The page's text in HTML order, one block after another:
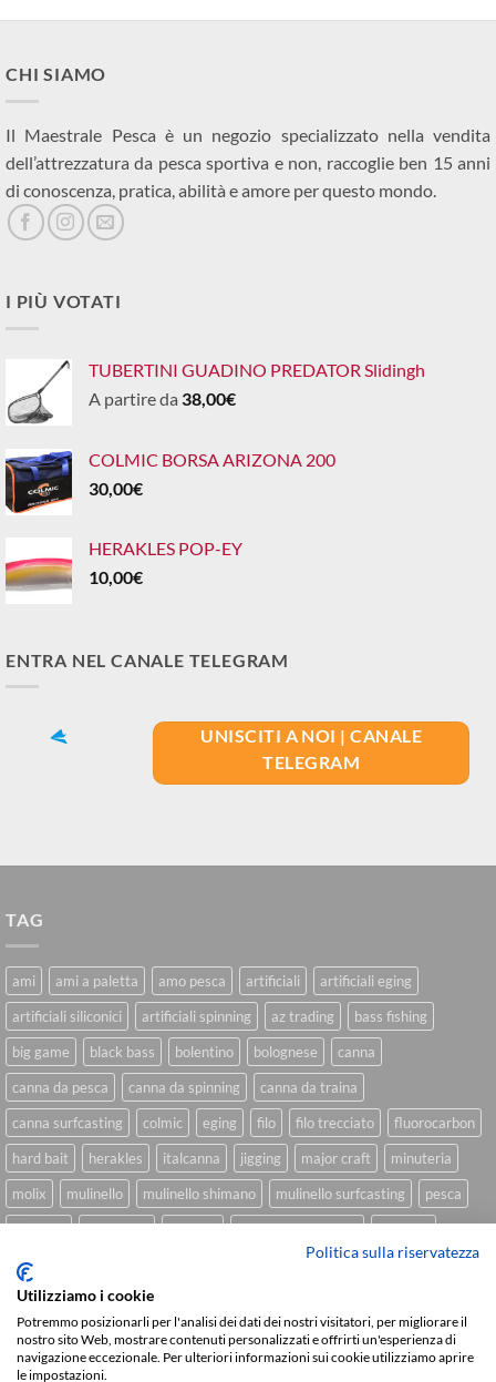
CHI SIAMO
Il Maestrale Pesca è un negozio specializzato nella vendita
dell’attrezzatura da pesca sportiva e non, raccoglie ben 15 anni
di conoscenza, pratica, abilità e amore per questo mondo.
I PIÙ VOTATI
TUBERTINI GUADINO PREDATOR Slidingh
A partire da 38,00€
COLMIC BORSA ARIZONA 200
30,00€
HERAKLES POP-EY
10,00€
ENTRA NEL CANALE TELEGRAM
UNISCITI A NOI | CANALE
TELEGRAM
TAG
ami ami a paletta amo pesca artificiali
artificiali eging
artificiali siliconici
artificiali spinning az trading
bass fishing
big game
black bass bolentino bolognese
canna
canna da pesca
canna da spinning
canna da traina
canna surfcasting
colmic eging filo filo trecciato
fluorocarbon
hard bait
herakles italcanna jigging major craft
minuteria
molix
mulinello mulinello shimano mulinello surfcasting
pesca
shimano
slow pitch softbait softbait yamamoto
spinning
spinning inshore
Sviluppato daWe Blink Design
Politica sulla riservatezza
Utilizziamo i cookie
Potremmo posizionarli per l'analisi dei dati dei nostri visitatori, per migliorare il
nostro sito Web, mostrare contenuti personalizzati e offrirti un'esperienza di
navigazione eccezionale. Per ulteriori informazioni sui cookie utilizziamo aprire
le impostazioni.